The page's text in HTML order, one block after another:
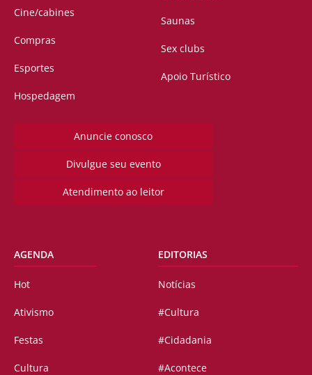
Cine/cabines
Compras
Esportes
Hospedagem
Saunas
Sex clubs
Apoio Turístico
Anuncie conosco
Divulgue seu evento
Atendimento ao leitor
AGENDA
Hot
Ativismo
Festas
Cultura
EDITORIAS
Notícias
#Cultura
#Cidadania
#Acontece